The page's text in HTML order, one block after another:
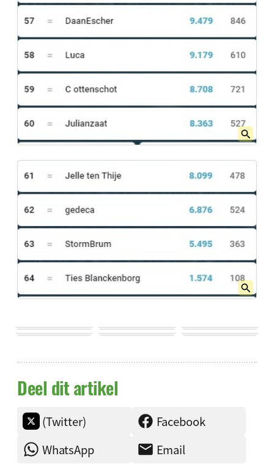
Deel dit artikel
(Twitter)
Facebook
WhatsApp
Email